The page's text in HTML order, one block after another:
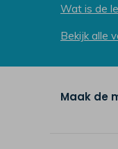
Wat is de
Bekijk alle
Maak de